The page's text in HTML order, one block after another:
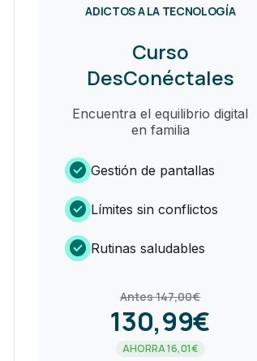
ADICTOS A LA TECNOLOGÍA
Curso
DesConéctales
Encuentra el equilibrio digital
en familia
check_circle Gestión de pantallas
check_circle Límites sin conflictos
check_circle Rutinas saludables
Antes 147,00€
130,99€
AHORRA 16,01€